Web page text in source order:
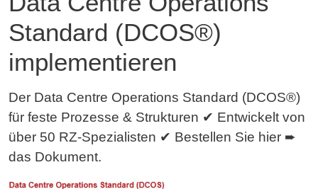
Standard (DCOS®)
implementieren
Der Data Centre Operations Standard (DCOS®)
für feste Prozesse & Strukturen ✔ Entwickelt von
über 50 RZ-Spezialisten ✔ Bestellen Sie hier ➨
das Dokument.